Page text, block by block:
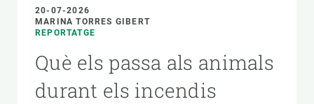
20-07-2026
MARINA TORRES GIBERT
REPORTATGE
Què els passa als animals
durant els incendis